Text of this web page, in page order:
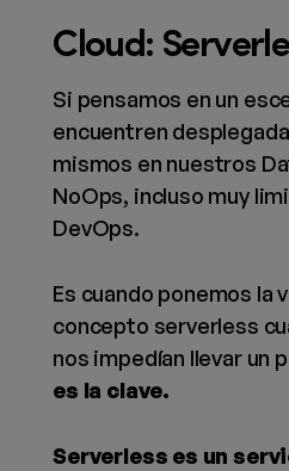
Cloud:
Si pensamos en un
encuentren
mismos en nuestros
NoOps, incluso muy
DevOps.
Es cuando ponemos la
concepto serverless
nos impedían llevar un
es la clave.
Serverless es un